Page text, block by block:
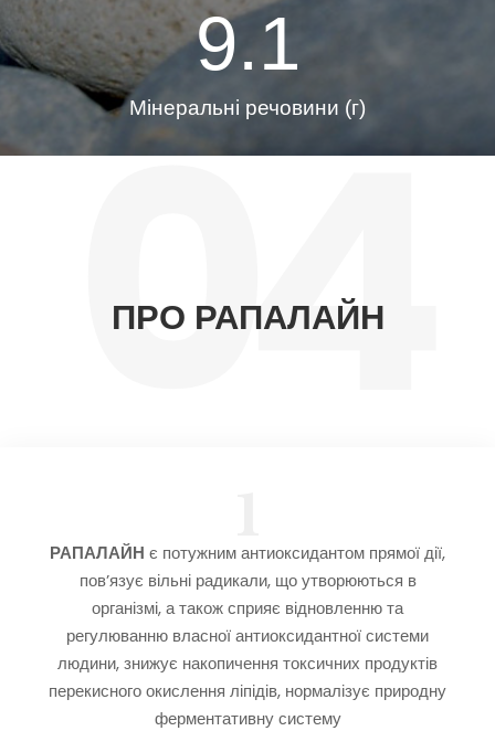
Мінеральні речовини (г)
9.1
04
ПРО РАПАЛАЙН
РАПАЛАЙН є потужним антиоксидантом прямої дії,
пов’язує вільні радикали, що утворюються в
організмі, а також сприяє відновленню та
регулюванню власної антиоксидантної системи
людини, знижує накопичення токсичних продуктів
перекисного окислення ліпідів, нормалізує природну
ферментативну систему